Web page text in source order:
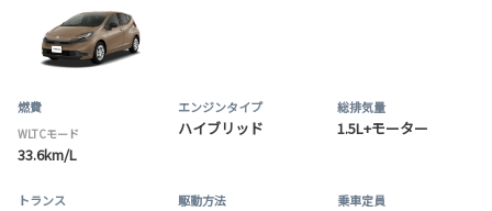
燃費
WLTCモード
33.6km/L
エンジンタイプ
ハイブリッド
総排気量
1.5L+モーター
トランス
駆動方法 乗車定員